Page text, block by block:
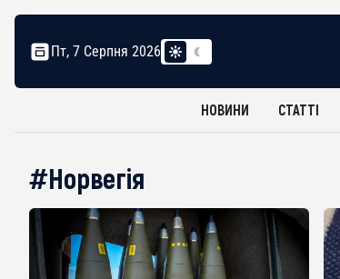
Пт, 7 Серпня 2026
НОВИНИ СТАТТІ
#Норвегія